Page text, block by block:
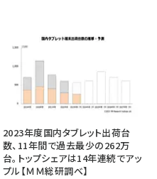
2023年度国内タブレット出荷台
数、11年間で過去最少の262万
台。トップシェアは14年連続でアッ
プル【ＭＭ総研調べ】